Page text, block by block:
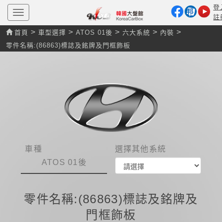
T
o
g
g
l
e
登
註
首頁 > 車型選擇 > ATOS 01後 > 六大系統 > 內裝 >
零件名稱:(86863)標誌及銘牌及門框飾板
車種
ATOS 01後
選擇其他系統
零件名稱:(86863)標誌及銘牌及
門框飾板